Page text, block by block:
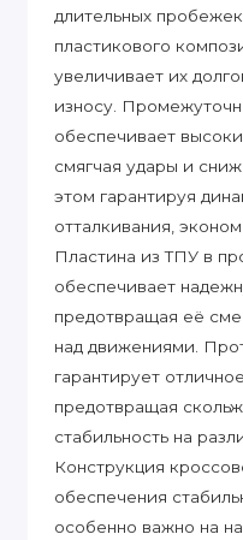
длительных
пластикового
увеличивает их
износу.
обеспечивает
смягчая удары и
этом гарантируя
отталкивания,
Пластина из ТПУ в
обеспечивает
предотвращая её
над движениями.
гарантирует
предотвращая
стабильность на
Конструкция
обеспечения
особенно важно на